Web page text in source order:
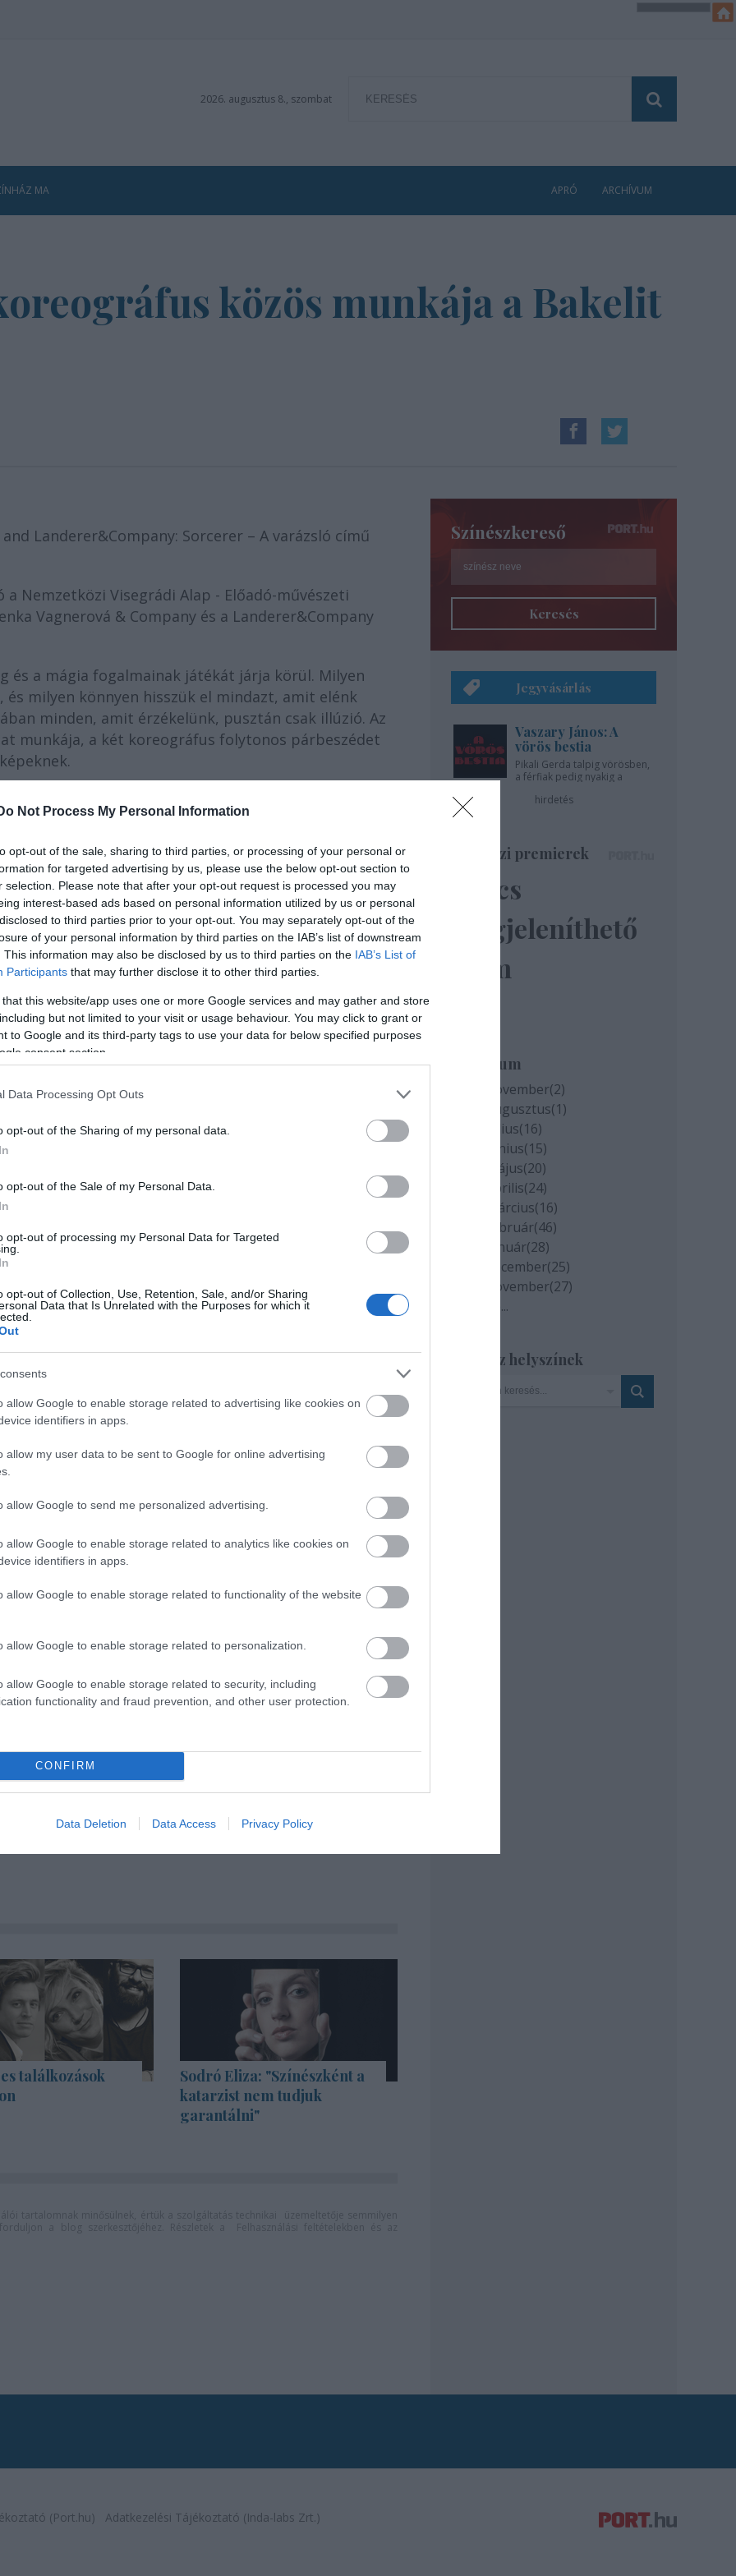
Not Process My Personal Information
opt-out of the sale, sharing to third parties, or processing of your personal or
for targeted advertising by us, please use the below opt-out section to
selection. Please note that after your opt-out request is processed you may
interest-based ads based on personal information utilized by us or personal
to third parties prior to your opt-out. You may separately opt-out of the
of your personal information by third parties on the IAB’s list of downstream
This information may also be disclosed by us to third parties on the IAB’s List of
Participants that may further disclose it to other third parties.
that this website/app uses one or more Google services and may gather and store
but not limited to your visit or usage behaviour. You may click to grant or
to Google and its third-party tags to use your data for below specified purposes
consent section.
Data Processing Opt Outs
opt-out of the Sharing of my personal data.
opt-out of the Sale of my Personal Data.
opt-out of processing my Personal Data for Targeted
opt-out of Collection, Use, Retention, Sale, and/or Sharing
Data that Is Unrelated with the Purposes for which it
allow Google to enable storage related to advertising like cookies on
identifiers in apps.
allow my user data to be sent to Google for online advertising
allow Google to send me personalized advertising.
allow Google to enable storage related to analytics like cookies on
identifiers in apps.
allow Google to enable storage related to functionality of the website
allow Google to enable storage related to personalization.
allow Google to enable storage related to security, including
functionality and fraud prevention, and other user protection.
CONFIRM
Data Deletion Data Access Privacy Policy
2026. augusztus 8., szombat
MA APRÓ ARCHÍVUM
közös munkája a Bakelit
Landerer&Company: Sorcerer – A varázsló című
Nemzetközi Visegrádi Alap - Előadó-művészeti
Vagnerová & Company és a Landerer&Company
és a mágia fogalmainak játékát járja körül. Milyen
milyen könnyen hisszük el mindazt, amit elénk
minden, amit érzékelünk, pusztán csak illúzió. Az
munkája, a két koreográfus folytonos párbeszédet
Ralf Mohr
működik
2012-ben alapította Prágában a Lenka Vagnerová
hoztak létre, mint pl: a La Loba (Andreu Opavska
(mely 2012-ben elnyerte Az év tánc előadása díjat),
Közönségdíjat nyert 2011-ben) Meghívott
projekteknek dolgozott ki koreográfiákat,
with Odyssey (Viirus Theatre Helsinki), a DOT504,
és színpadi mozgást tervezett és tanított be
produkcióknak és opera előadások számára.
készített koreográfiákat eddig, mint
Stephan
vagy a Guaira Balett Színház Brazíliában. 2006-
Hannoverben és 2007-től a saját produkciói
Színház munkájában is. Azóta számtalan egész
Commedia Futura nevéhez. Ez idő alatt Felix
repertoárját, s ezekkel a munkákkal nyerte el
támogatásban részesül Hannover
Nemzetközi Koreográfus Versenyen az 1. díjat
a Produkció-díjat. Jelenleg a svájci Luzerni
Scapino Balett számára vendégkoreográfusként
találkozások
Sodró Eliza: "Színészként a
katarzist nem tudjuk
garantálni"
Színészkereső
Keresés
Jegyvásárlás
Vaszary János: A
vörös bestia
Pikali Gerda talpig vörösben,
a férfiak pedig nyakig a
hirdetés
Színházi premierek
Nincs
megjeleníthető
elem
Archívum
2020 november(2)
2020 augusztus(1)
2020 július(16)
2020 június(15)
2020 május(20)
2020 április(24)
2020 március(16)
2020 február(46)
2020 január(28)
2019 december(25)
2019 november(27)
...
Szinház helyszínek
(Port.hu) Adatkezelési Tájékoztató (Inda-labs Zrt.)